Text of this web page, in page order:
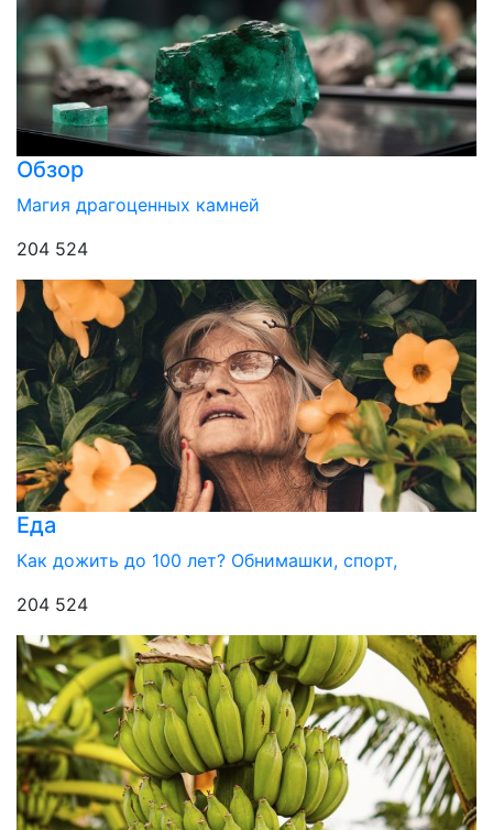
Обзор
Магия драгоценных камней
204 524
Еда
Как дожить до 100 лет? Обнимашки, спорт,
204 524